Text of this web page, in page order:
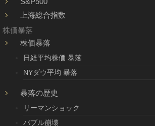
上海総合指数
株価暴落
株価暴落
日経平均株価 暴落
NYダウ平均 暴落
暴落の歴史
リーマンショック
バブル崩壊